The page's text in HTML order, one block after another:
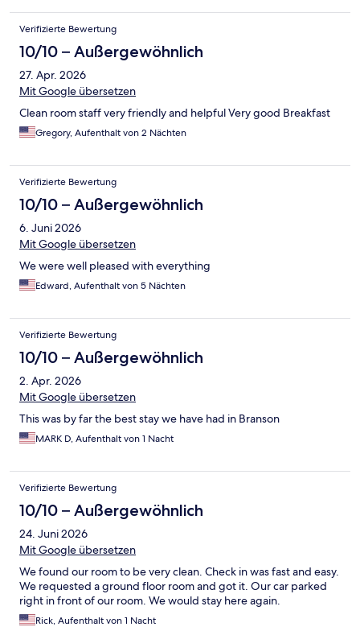
Verifizierte Bewertung
10/10 – Außergewöhnlich
27. Apr. 2026
Mit Google übersetzen
Clean room staff very friendly and helpful Very good Breakfast
Gregory, Aufenthalt von 2 Nächten
Verifizierte Bewertung
10/10 – Außergewöhnlich
6. Juni 2026
Mit Google übersetzen
We were well pleased with everything
Edward, Aufenthalt von 5 Nächten
Verifizierte Bewertung
10/10 – Außergewöhnlich
2. Apr. 2026
Mit Google übersetzen
This was by far the best stay we have had in Branson
MARK D, Aufenthalt von 1 Nacht
Verifizierte Bewertung
10/10 – Außergewöhnlich
24. Juni 2026
Mit Google übersetzen
We found our room to be very clean. Check in was fast and easy.
We requested a ground floor room and got it. Our car parked
right in front of our room. We would stay here again.
Rick, Aufenthalt von 1 Nacht